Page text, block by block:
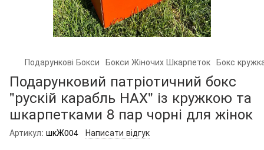
Подарункові Бокси Бокси Жіночих Шкарпеток Бокс
Подарунковий патріотичний бокс
"рускій карабль НАХ" із кружкою та
шкарпетками 8 пар чорні для жінок
Артикул: шкЖ004 Написати відгук